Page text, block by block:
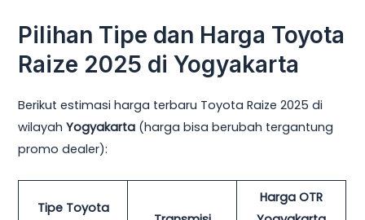
Pilihan Tipe dan Harga Toyota
Raize 2025 di Yogyakarta
Berikut estimasi harga terbaru Toyota Raize 2025 di
wilayahYogyakarta (harga bisa berubah tergantung
promo dealer):
Tipe Toyota
Harga OTR